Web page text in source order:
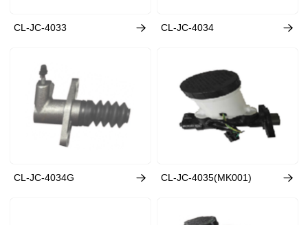
CL-JC-4033  CL-JC-4034 
CL-JC-4034G  CL-JC-4035(MK001) 